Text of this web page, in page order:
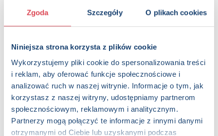
Zgoda Szczegóły O plikach cookies
Niniejsza strona korzysta z plików cookie
Wykorzystujemy pliki cookie do spersonalizowania treści
i reklam, aby oferować funkcje społecznościowe i
analizować ruch w naszej witrynie. Informacje o tym, jak
korzystasz z naszej witryny, udostępniamy partnerom
społecznościowym, reklamowym i analitycznym.
Partnerzy mogą połączyć te informacje z innymi danymi
otrzymanymi od Ciebie lub uzyskanymi podczas
KUP NA SWIATKSIAZKI.PL
OPIS
„Cudowna podróż" to pełna przygód powieść dla dzieci.
Świat przedstawiony pełen jest tajemniczych postaci.
Głównym bohaterem jest niesforny czternastoletni
chłopiec mieszkający na wsi. Pewnego dnia zostaje na
niego rzucony zły czar… Niniejsze wydanie zostało
wzbogacone pięknymi ilustracjami.